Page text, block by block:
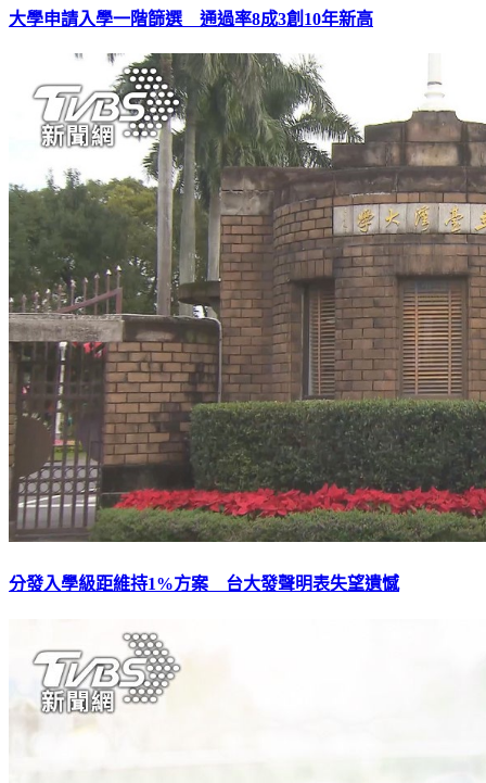
大學申請入學一階篩選 通過率8成3創10年新高
分發入學級距維持1%方案 台大發聲明表失望遺憾